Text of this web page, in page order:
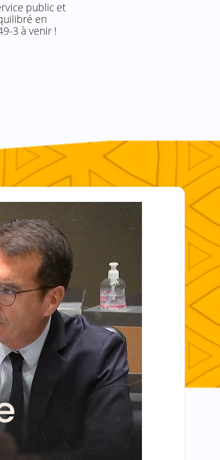
public et
en
3 à venir !